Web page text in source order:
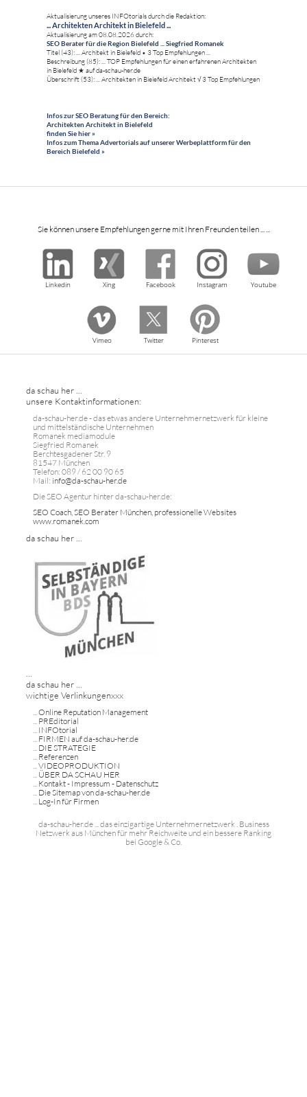
Aktualisierung unseres INFOtorials durch die Redaktion:
... Architekten Architekt in Bielefeld ...
Aktualisierung am 08.08.2026 durch:
SEO Berater für die Region Bielefeld ... Siegfried Romanek
Titel (43): ... Architekt in Bielefeld • 3 Top Empfehlungen ...
Beschreibung (85): ... TOP Empfehlungen für einen erfahrenen Architekten
in Bielefeld ★ auf da-schau-her.de
Überschrift (53): ... Architekten in Bielefeld Architekt √ 3 Top Empfehlungen
Infos zur SEO Beratung für den Bereich:
Architekten Architekt in Bielefeld
finden Sie hier »
Infos zum Thema Advertorials auf unserer Werbeplattform für den
Bereich Bielefeld »
Sie können unsere Empfehlungen gerne mit Ihren Freunden teilen ... ...
Linkedin Xing Facebook Instagram Youtube
Vimeo Twitter Pinterest
da schau her ...
unsere Kontaktinformationen:
da-schau-her.de - das etwas andere Unternehmernetzwerk für kleine
und mittelständische Unternehmen
Romanek mediamodule
Siegfried Romanek
Berchtesgadener Str. 9
81547 München
Telefon: 089 / 62 00 90 65
Mail: info@da-schau-her.de
Die SEO Agentur hinter da-schau-her.de:
SEO Coach, SEO Berater München, professionelle Websites
www.romanek.com
da schau her ...
...
da schau her ...
wichtige Verlinkungenxxx
...Online Reputation Management
... PREditorial
... INFOtorial
... FIRMEN auf da-schau-her.de
... DIE STRATEGIE
... Referenzen
...VIDEOPRODUKTION
... ÜBER DA SCHAU HER
... Kontakt - Impressum - Datenschutz
... Die Sitemap von da-schau-her.de
... Log-In für Firmen
da-schau-her.de ... das einzigartige Unternehmernetzwerk . Business
Netzwerk aus München für mehr Reichweite und ein bessere Ranking
bei Google & Co.